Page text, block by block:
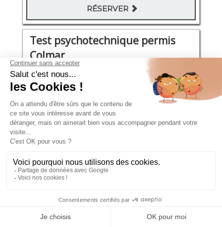
RÉSERVER
Test psychotechnique permis
Colmar
avenue du général de Gaulle 4D
Jeudi 10 Septembre 2026
09:30 - 09:50
106€
Test psychotechnique permis